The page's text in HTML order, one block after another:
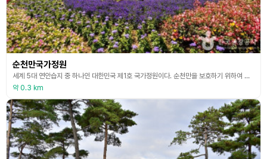
순천만국가정원
세계 5대 연안습지 중 하나인 대한민국 제1호 국가정원이다. 순천만을 보호하기 위하여 조성한 순천만국가정원의 순천 도사동 일대 정원 부지 112만㎡(34만 평)에는 나무 505종 79만 주와 꽃 113종 315만 본이 식재되어 있다. 봄이 되면 튤립과 철쭉 등이 꽃망울을 터뜨려 장관을 이룬다. 또 나눔의 숲 주변 3만㎡는 유채꽃 단지로 조성했는데, 5월 중순 일제히 만개해 노란 물결이 일렁인다. 시는 주요 동선에 팽나무와 느티나무 등 5만 주를 심어 자
약 0.3 km